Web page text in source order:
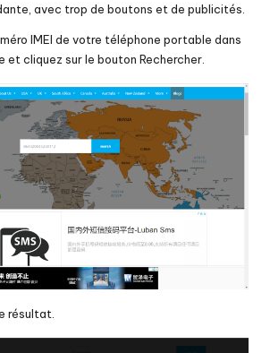
avec trop de boutons et de publicités.
IMEI de votre téléphone portable dans
et cliquez sur le bouton Rechercher.
résultat.